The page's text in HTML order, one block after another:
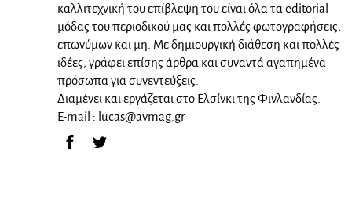
καλλιτεχνική του επίβλεψη του είναι όλα τα editorial
μόδας του περιοδικού μας και πολλές φωτογραφήσεις,
επωνύμων και μη. Με δημιουργική διάθεση και πολλές
ιδέες, γράφει επίσης άρθρα και συναντά αγαπημένα
πρόσωπα για συνεντεύξεις.
Διαμένει και εργάζεται στο Ελσίνκι της Φινλανδίας.
E-mail : lucas@avmag.gr